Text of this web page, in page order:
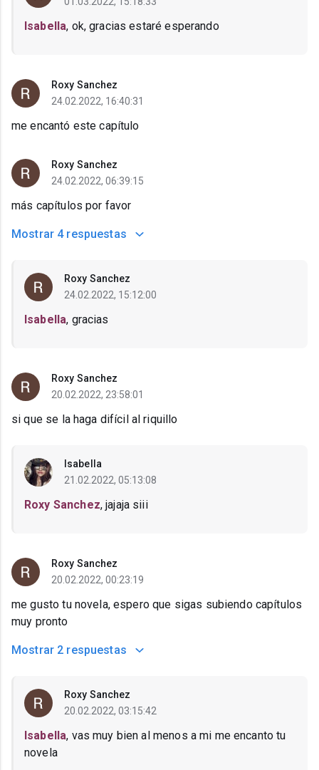
Isabella, ok, gracias estaré esperando
Roxy Sanchez
24.02.2022, 16:40:31
me encantó este capítulo
Roxy Sanchez
24.02.2022, 06:39:15
más capítulos por favor
Mostrar 4 respuestas
Roxy Sanchez
24.02.2022, 15:12:00
Isabella, gracias
Roxy Sanchez
20.02.2022, 23:58:01
si que se la haga difícil al riquillo
Isabella
21.02.2022, 05:13:08
Roxy Sanchez, jajaja siii
Roxy Sanchez
20.02.2022, 00:23:19
me gusto tu novela, espero que sigas subiendo capítulos
muy pronto
Mostrar 2 respuestas
Roxy Sanchez
20.02.2022, 03:15:42
Isabella, vas muy bien al menos a mi me encanto tu
novela